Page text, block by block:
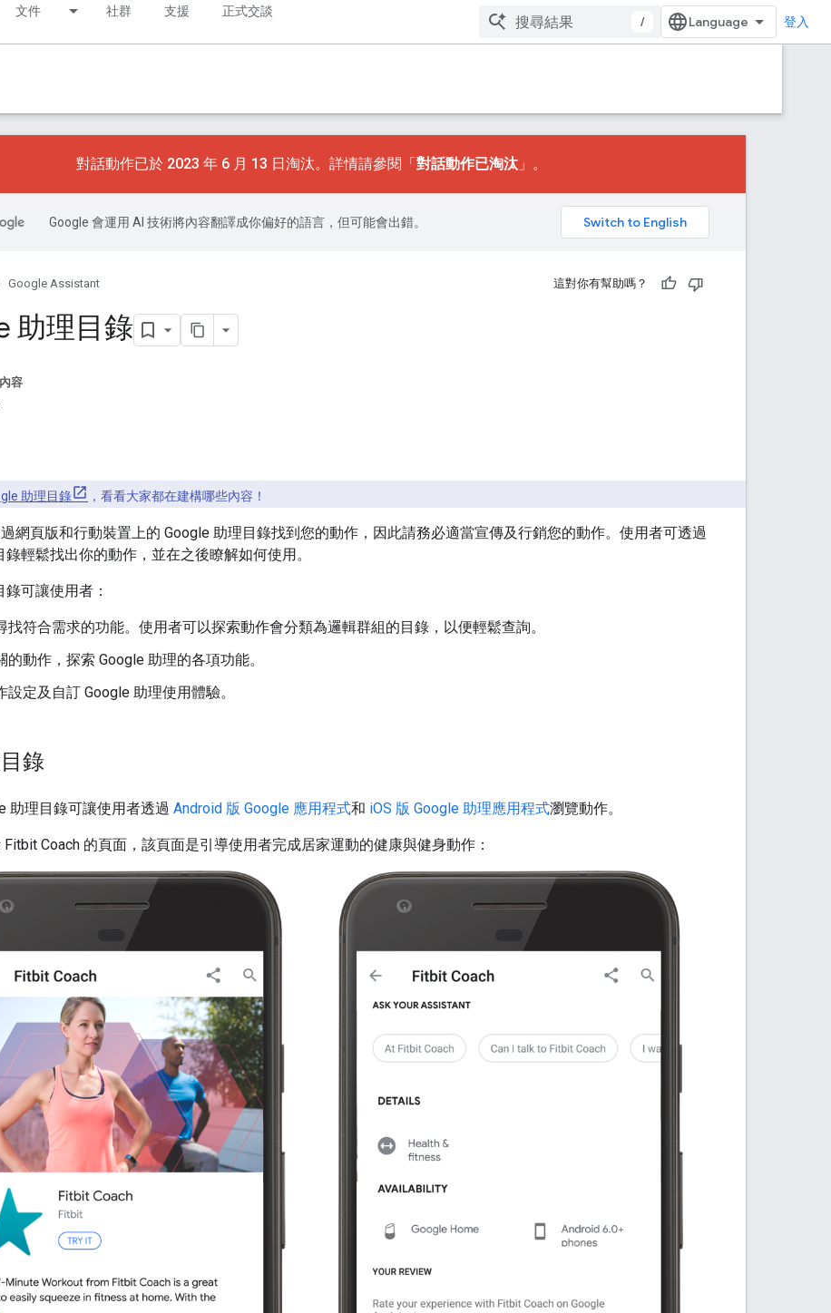
文件 社群 支援 正式交談
/ 登入
對話動作已於 2023 年 6 月 13 日淘汰。詳情請參閱「對話動作已淘汰 」。
Google 會運用 AI 技術將內容翻譯成你偏好的語言，但可能會出錯。
Google Assistant 這對你有幫助嗎？
助理目錄
容
助理目錄 ，看看大家都在建構哪些內容！
過網頁版和行動裝置上的 Google 助理目錄找到您的動作，因此請務必適當宣傳及行銷您的動作。使用者可透過
錄輕鬆找出你的動作，並在之後瞭解如何使用。
錄可讓使用者：
找符合需求的功能。使用者可以探索動作會分類為邏輯群組的目錄，以便輕鬆查詢。
的動作，探索 Google 助理的各項功能。
設定及自訂 Google 助理使用體驗。
錄
助理目錄可讓使用者透過 Android 版 Google 應用程式和 iOS 版 Google 助理應用程式瀏覽動作。
Fitbit Coach 的頁面，該頁面是引導使用者完成居家運動的健康與健身動作：